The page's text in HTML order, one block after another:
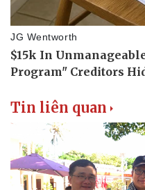
Săn Tour
check-in
Tin liên quan